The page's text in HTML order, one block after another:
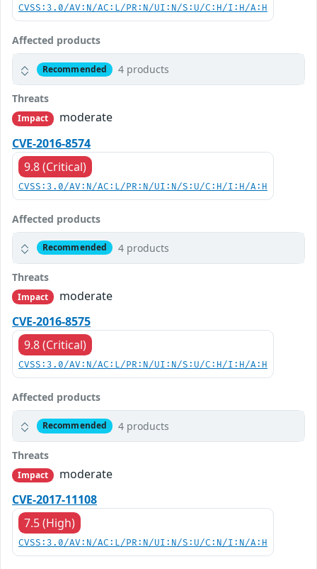
CVSS:3.0/AV:N/AC:L/PR:N/UI:N/S:U/C:H/I:H/A:H
Affected products
Recommended 4 products
Threats
Impact
moderate
CVE-2016-8574
9.8 (Critical)
CVSS:3.0/AV:N/AC:L/PR:N/UI:N/S:U/C:H/I:H/A:H
Affected products
Recommended 4 products
Threats
Impact
moderate
CVE-2016-8575
9.8 (Critical)
CVSS:3.0/AV:N/AC:L/PR:N/UI:N/S:U/C:H/I:H/A:H
Affected products
Recommended 4 products
Threats
Impact
moderate
CVE-2017-11108
7.5 (High)
CVSS:3.0/AV:N/AC:L/PR:N/UI:N/S:U/C:N/I:N/A:H